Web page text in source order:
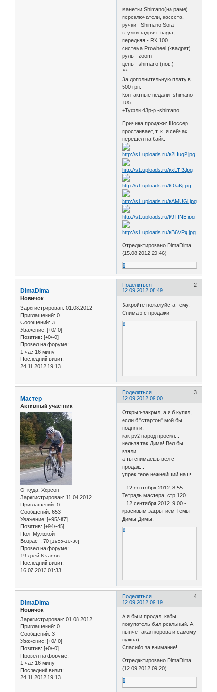
манетки Shimano(на раме)
переключатели, кассета,
ручки - Shimano Sora
втулки задняя -tiagra,
передняя - RX 100
система Prowheel (квадрат)
руль - zoom
цепь - shimano (нов.)
***
За дополнительную плату в
500 грн:
Контактные педали -shimano
105
+Туфли 43р-р -shimano
Причина продажи: Шоссер
простаивает, т. к. я сейчас
перешел на байк.
Отредактировано DimaDima
(15.08.2012 20:46)
0
Поделиться
2
12.09.2012 08:49
DimaDima
Новичок
Зарегистрирован: 01.08.2012
Приглашений: 0
Сообщений: 3
Уважение: [+0/-0]
Позитив: [+0/-0]
Провел на форуме:
1 час 16 минут
Последний визит:
24.11.2012 19:13
Закройте пожалуйста тему.
Снимаю с продажи.
0
Поделиться
3
12.09.2012 09:00
Мастер
Активный участник
Откуда: Херсон
Зарегистрирован: 11.04.2012
Приглашений: 0
Сообщений: 653
Уважение: [+95/-87]
Позитив: [+94/-45]
Пол: Мужской
Возраст: 70 [1955-10-30]
Провел на форуме:
19 дней 6 часов
Последний визит:
16.07.2013 01:33
Открыл-закрыл, а я б купил,
если б "стартон" мой бы
подняли,
как pv2 народ просил...
нельзя так Дима! Вел бы
взяли
а ты снимаешь вел с
продаж...
упрёк тебе нежнейший наш!
12 сентября 2012, 8.55 -
Тетрадь мастера, стр.120.
12 сентября 2012. 9.00 -
красивым закрытием Темы
Димы-Димы.
0
Поделиться
4
12.09.2012 09:19
DimaDima
Новичок
Зарегистрирован: 01.08.2012
Приглашений: 0
Сообщений: 3
Уважение: [+0/-0]
Позитив: [+0/-0]
Провел на форуме:
1 час 16 минут
Последний визит:
24.11.2012 19:13
А я бы и продал, кабы
покупатель был реальный. А
нынче такая корова и самому
нужна)
Спасибо за внимание!
Отредактировано DimaDima
(12.09.2012 09:20)
0